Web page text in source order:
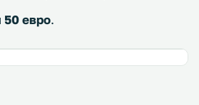
50 евро.